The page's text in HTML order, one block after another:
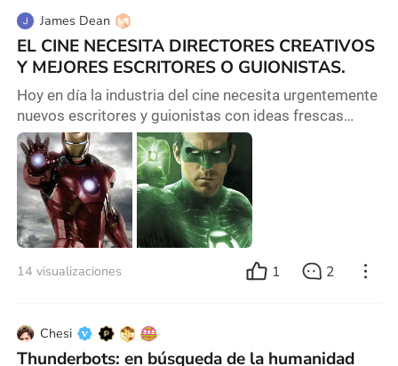
James Dean
EL CINE NECESITA DIRECTORES CREATIVOS
Y MEJORES ESCRITORES O GUIONISTAS.
Hoy en día la industria del cine necesita urgentemente
nuevos escritores y guionistas con ideas frescas
originales auténticas qué rompan viejos paradigmas y
clichés aburridos de directores y productores de cine
genios del cine como Buñuel, Tarantino, Del Toro,
Cuarón, Spielberg, Coppola, Favreau, Rodríguez, Lucas,
Scorsese y Kubrick han revolucionado el cine con su
genialidad y dirección en Hollyw
14 visualizaciones 1 2
Chesi
Thunderbots: en búsqueda de la humanidad